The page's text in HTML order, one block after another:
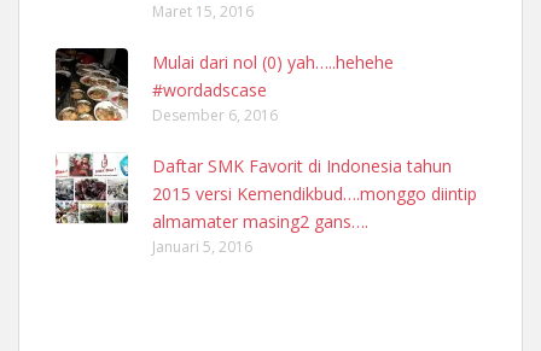
Maret 15, 2016
Mulai dari nol (0) yah…..hehehe
#wordadscase
Desember 6, 2016
Daftar SMK Favorit di Indonesia tahun
2015 versi Kemendikbud….monggo diintip
almamater masing2 gans….
Januari 5, 2016